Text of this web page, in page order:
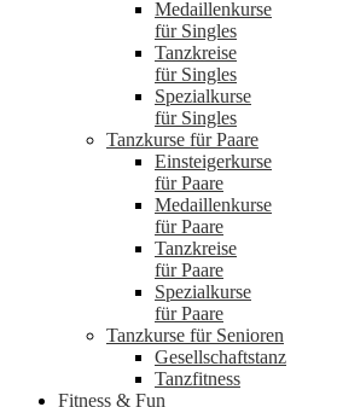
Medaillenkurse
für Singles
Tanzkreise
für Singles
Spezialkurse
für Singles
Tanzkurse für Paare
Einsteigerkurse
für Paare
Medaillenkurse
für Paare
Tanzkreise
für Paare
Spezialkurse
für Paare
Tanzkurse für Senioren
Gesellschaftstanz
Tanzfitness
Fitness & Fun